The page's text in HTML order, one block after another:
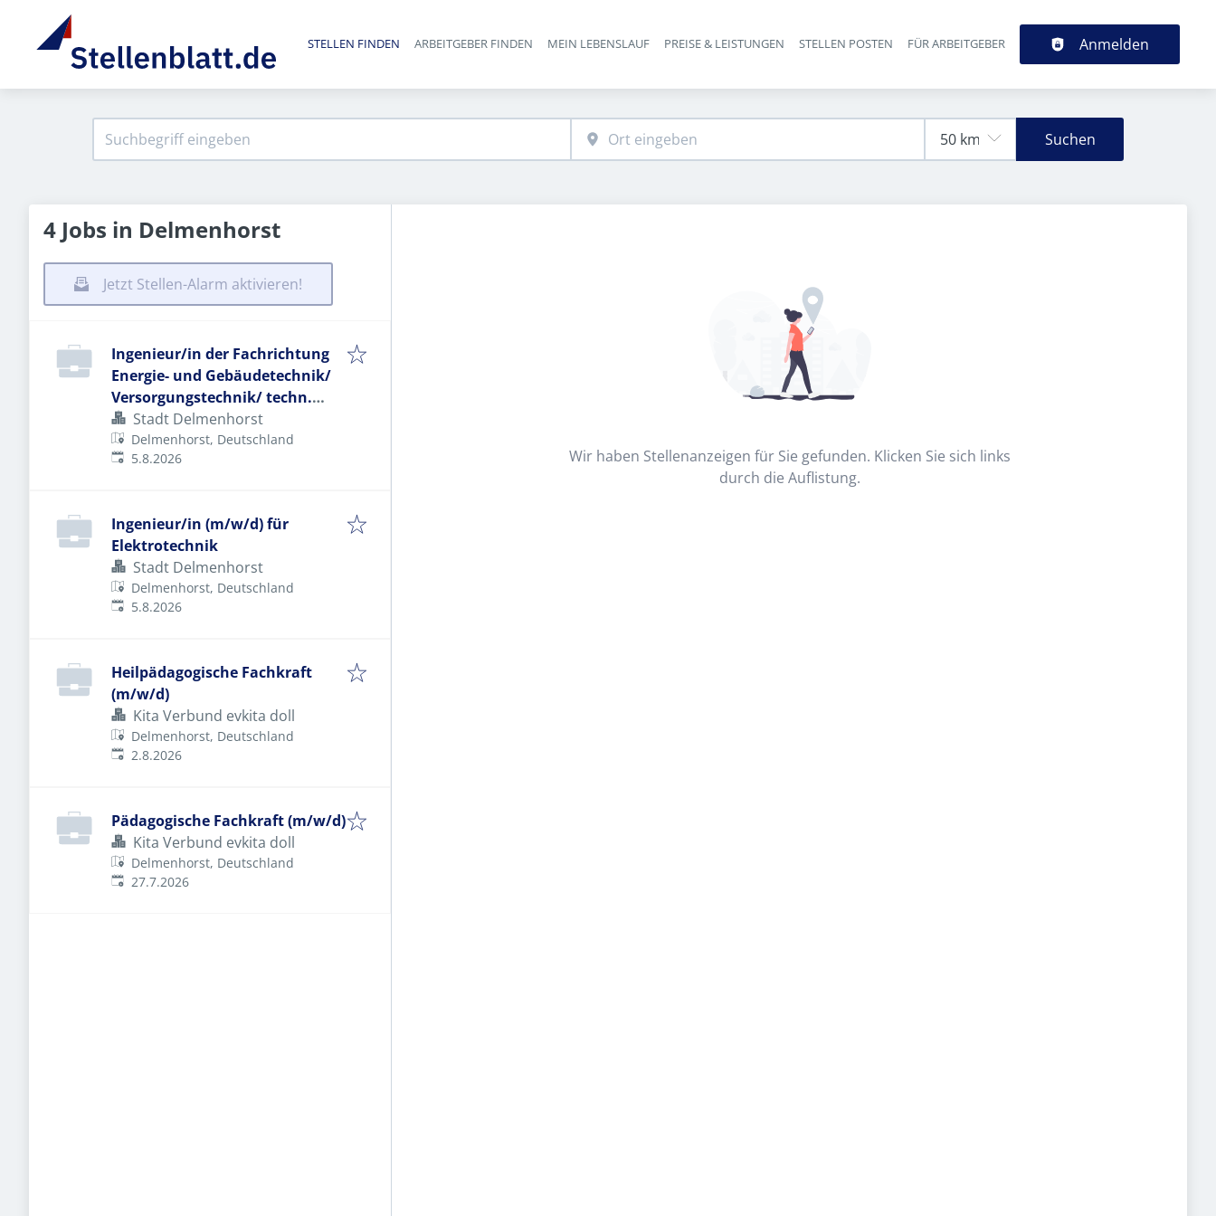
Haupt-Navigation
STELLEN FINDEN ARBEITGEBER FINDEN MEIN LEBENSLAUF PREISE & LEISTUNGEN STELLEN POSTEN FÜR ARBEITGEBER Anmelden
Suchen
4 Jobs in Delmenhorst
Jetzt Stellen-Alarm aktivieren!
Ingenieur/in der Fachrichtung
Energie- und Gebäudetechnik/
Versorgungstechnik/ techn.
Gebäudeausrüstung (HLS)
(m/w/d)
Stadt Delmenhorst
Delmenhorst, Deutschland
Veröffentlicht
5.8.2026
Ingenieur/in (m/w/d) für
Elektrotechnik
Stadt Delmenhorst
Delmenhorst, Deutschland
Veröffentlicht
5.8.2026
Heilpädagogische Fachkraft
(m/w/d)
Kita Verbund evkita doll
Delmenhorst, Deutschland
Veröffentlicht
2.8.2026
Pädagogische Fachkraft (m/w/d)
Kita Verbund evkita doll
Delmenhorst, Deutschland
Veröffentlicht
27.7.2026
Wir haben Stellenanzeigen für Sie gefunden. Klicken Sie sich links
durch die Auflistung.